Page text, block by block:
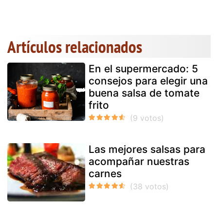
Artículos relacionados
En el supermercado: 5
consejos para elegir una
buena salsa de tomate
frito
Las mejores salsas para
acompañar nuestras
carnes